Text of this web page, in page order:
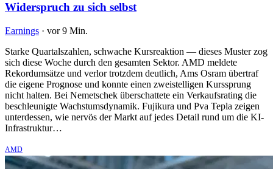
Widerspruch zu sich selbst
Earnings · vor 9 Min.
Starke Quartalszahlen, schwache Kursreaktion — dieses Muster zog
sich diese Woche durch den gesamten Sektor. AMD meldete
Rekordumsätze und verlor trotzdem deutlich, Ams Osram übertraf
die eigene Prognose und konnte einen zweistelligen Kurssprung
nicht halten. Bei Nemetschek überschattete ein Verkaufsrating die
beschleunigte Wachstumsdynamik. Fujikura und Pva Tepla zeigen
unterdessen, wie nervös der Markt auf jedes Detail rund um die KI-
Infrastruktur…
AMD